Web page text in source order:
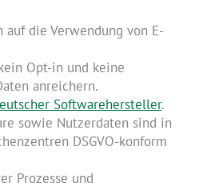
die Verwendung von E-
Opt-in und keine
anreichern.
Softwarehersteller.
sowie Nutzerdaten sind in
DSGVO-konform
Prozesse und